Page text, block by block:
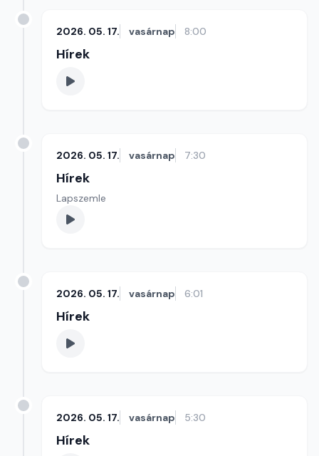
2026. 05. 17. vasárnap 8:00
Hírek
2026. 05. 17. vasárnap 7:30
Hírek
Lapszemle
2026. 05. 17. vasárnap 6:01
Hírek
2026. 05. 17. vasárnap 5:30
Hírek